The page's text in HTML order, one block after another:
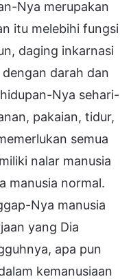
Nya merupakan
itu melebihi fungsi
daging inkarnasi
darah dan
Nya sehari-
pakaian, tidur,
semua
nalar manusia
manusia normal.
Nya manusia
yang Dia
apa pun
kemanusiaan